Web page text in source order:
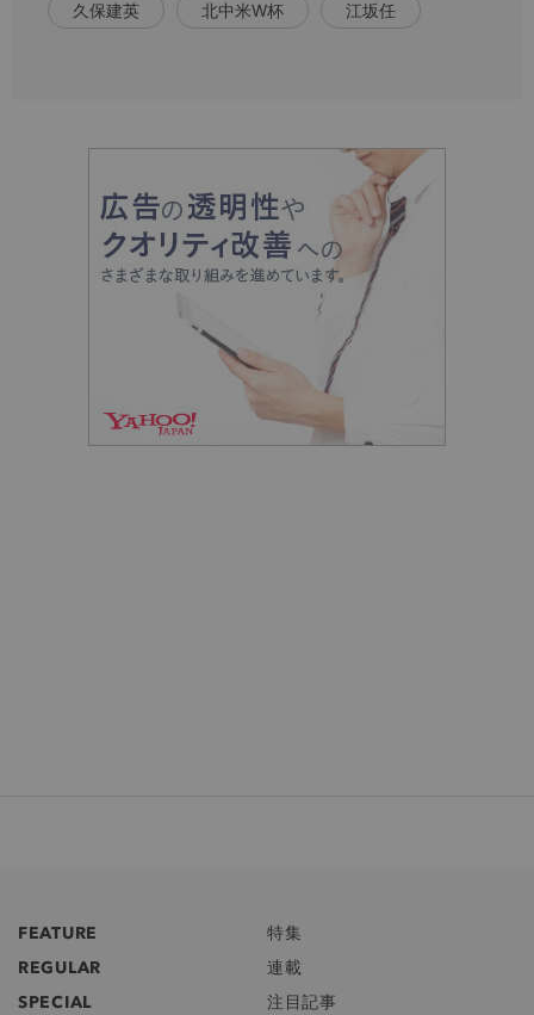
久保建英 北中米W杯 江坂任
FEATURE
特集
REGULAR
連載
SPECIAL
注目記事